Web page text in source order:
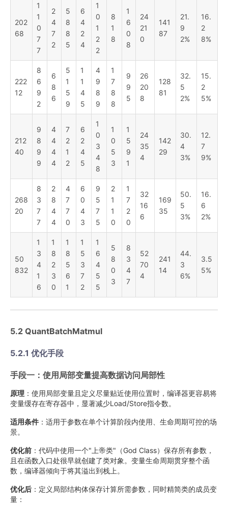
202
68
1
1
0
7
7
2
4
7
2
5
8
8
5
6
4
2
4
1
0
1
2
2
8
1
8
1
6
0
8
24
21
0
141
87
21.
9
2%
16.
2
8%
222
12
8
6
9
2
6
8
6
5
1
5
9
1
1
4
5
4
9
8
9
1
7
8
8
9
9
5
26
20
8
128
81
32.
5
2%
15.
2
5%
212
40
9
8
9
9
4
4
4
4
7
2
1
2
6
2
4
5
1
0
3
4
8
1
0
5
3
1
5
9
1
24
35
4
142
29
30.
4
3%
12.
7
9%
268
20
8
3
7
7
2
8
4
4
4
7
7
0
6
0
4
3
9
5
7
5
2
1
1
0
1
7
2
0
32
16
6
169
35
50.
5
3%
16.
6
2%
50
832
1
3
4
1
6
1
8
2
3
0
1
8
5
6
1
1
5
3
7
2
1
6
4
5
5
5
8
0
3
8
3
4
7
52
70
4
241
14
44.
3
6%
3.5
5%
5.2 QuantBatchMatmul
5.2.1 优化手段
手段一：使用局部变量提高数据访问局部性
原理 ：使用局部变量且定义尽量贴近使用位置时，编译器更容易将
变量缓存在寄存器中，显著减少Load/Store指令数。
适用条件 ：适用于参数在单个计算阶段内使用、生命周期可控的场
景。
优化前 ：代码中使用一个"上帝类"（God Class）保存所有参数，
且在函数入口处很早就创建了类对象。变量生命周期贯穿整个函
数，编译器倾向于将其溢出到栈上。
优化后 ：定义局部结构体保存计算所需参数，同时精简类的成员变
量：